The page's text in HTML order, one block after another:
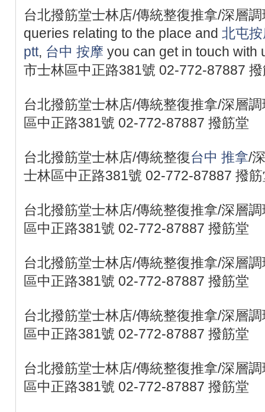
台北撥筋堂士林店/傳統整復推拿/深層
queries relating to the place and 北屯
ptt, 台中 按摩 you can get in touch with
市士林區中正路381號 02-772-87887
台北撥筋堂士林店/傳統整復推拿/深層
區中正路381號 02-772-87887 撥筋堂
台北撥筋堂士林店/傳統整復台中 推拿/
士林區中正路381號 02-772-87887 撥
台北撥筋堂士林店/傳統整復推拿/深層
區中正路381號 02-772-87887 撥筋堂
台北撥筋堂士林店/傳統整復推拿/深層
區中正路381號 02-772-87887 撥筋堂
台北撥筋堂士林店/傳統整復推拿/深層
區中正路381號 02-772-87887 撥筋堂
台北撥筋堂士林店/傳統整復推拿/深層
區中正路381號 02-772-87887 撥筋堂